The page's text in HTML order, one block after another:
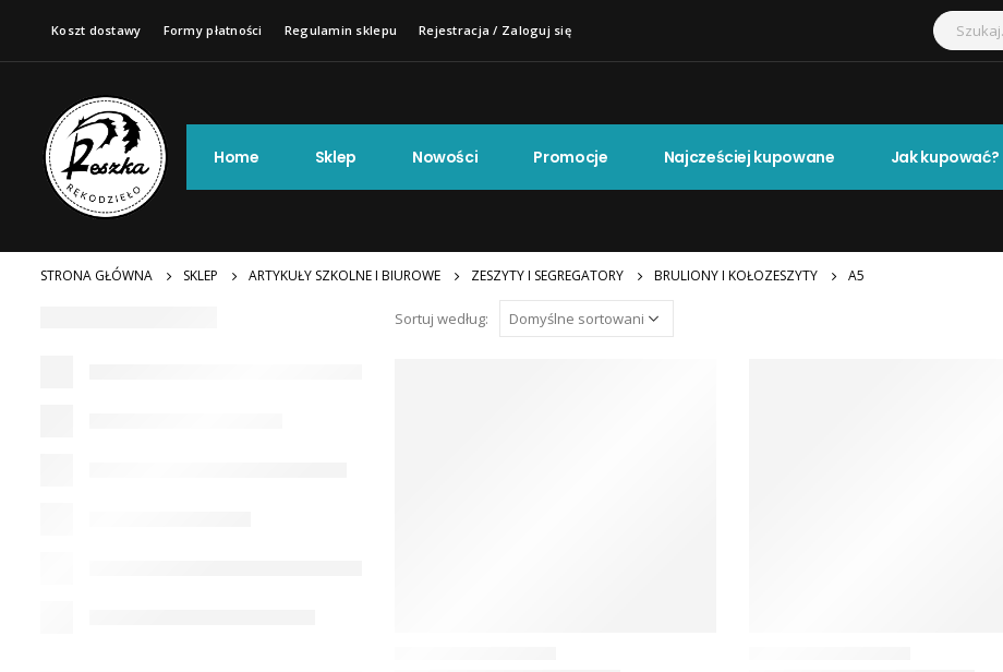
Koszt dostawy Formy płatności Regulamin sklepu Rejestracja / Zaloguj się
Home Sklep Nowości Promocje Najcześciej kupowane Jak kupować?
STRONA GŁÓWNA SKLEP ARTYKUŁY SZKOLNE I BIUROWE ZESZYTY I SEGREGATORY BRULIONY I KOŁOZESZYTY A5
Sortuj według: